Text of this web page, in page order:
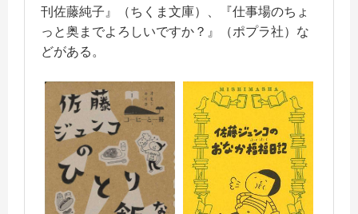
刊佐藤純子』（ちくま文庫）、『仕事場のちょ
っと奥までよろしいですか？』（ポプラ社）な
どがある。